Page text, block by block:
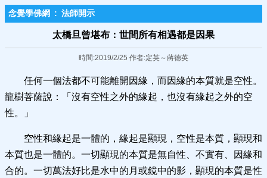
念覺學佛網 : 法師開示
太橋旦曾堪布：世間所有相遇都​是因果
時間:2019/2/25 作者:定英～蔣德英
任何一個法都不可能離開因緣，而因緣的本質就是空性。
龍樹菩薩說：「沒有空性之外的緣起，也沒有緣起之外的空
性。」
空性和緣起是一體的，緣起是顯現，空性是本質，顯現和
本質也是一體的。一切顯現的本質是無自性、不實有、因緣和
合的。一切萬法好比是水中的月或鏡中的影，顯現的本質是性